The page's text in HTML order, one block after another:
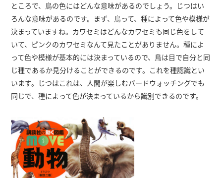
ところで、鳥の色にはどんな意味があるのでしょう。じつはい
ろんな意味があるのです。まず、鳥って、種によって色や模様が
決まっていますね。カワセミはどんなカワセミも同じ色をして
いて、ピンクのカワセミなんて見たことがありません。種によ
って色や模様が基本的には決まっているので、鳥は目で自分と同
じ種であるか見分けることができるのです。これを種認識とい
います。じつはこれは、人間が楽しむバードウォッチングでも
同じで、種によって色が決まっているから識別できるのです。